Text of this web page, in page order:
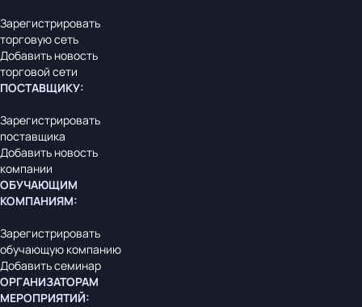
Зарегистрировать
торговую сеть
Добавить новость
торговой сети
ПОСТАВЩИКУ:
Зарегистрировать
поставщика
Добавить новость
компании
ОБУЧАЮЩИМ
КОМПАНИЯМ:
Зарегистрировать
обучающую компанию
Добавить семинар
ОРГАНИЗАТОРАМ
МЕРОПРИЯТИЙ: